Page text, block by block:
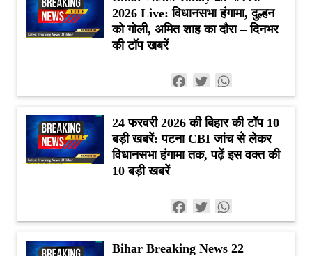
2026 Live: विधानसभा हंगामा, दुल्हन
को गोली, अमित शाह का दौरा – दिनभर
की टॉप खबरें
Facebook
Twitter
24 फरवरी 2026 की बिहार की टॉप 10
बड़ी खबरें: पटना CBI जांच से लेकर
विधानसभा हंगामा तक, पढ़ें इस वक्त की
10 बड़ी खबरें
Facebook
Twitter
Bihar Breaking News 22